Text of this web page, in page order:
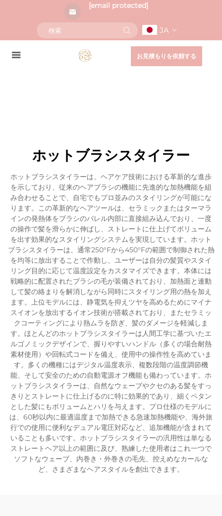
[email protected]
JA
お見積もりを依頼する
ホットブラシスタイラー
ホットブラシスタイラーは、ヘアケア技術における革新的な進歩
を示しており、従来のヘアブラシの機能に先進的な加熱機能を組
み合わせることで、自宅でもプロ並みのスタイリングが可能にな
ります。この革新的なヘアツールは、セラミックまたはターマラ
インの発熱体をブラシのバレル内部に直接組み込んでおり、一度
の操作で髪を滑らかに伸ばし、ストレートに仕上げてボリューム
を出す効果的なスタイリングシステムを実現しています。ホット
ブラシスタイラーは、通常250°Fから450°Fの範囲で制御された熱
を均等に放出することで作動し、ユーザーは自分の髪質やスタイ
リング目的に応じて温度設定をカスタマイズできます。本体には
戦略的に配置されたブラシの毛が装備されており、加熱面と連動
して髪の絡まりを解消しながら同時にスタイリング用の熱を加え
ます。上位モデルには、静電気を抑えツヤを高めるためにマイナ
スイオンを放出するイオン技術が搭載されており、またセラミッ
クコーティングにより熱ムラを防ぎ、髪のダメージを軽減しま
す。ほとんどのホットブラシスタイラーは人間工学に基づいたエ
ルゴノミックデザインで、握りやすいハンドル（多くの場合耐熱
素材使用）や回転式コードを備え、使用中の操作性を高めていま
す。多くの機種にはデジタル温度表示、複数段階の温度調節機
能、そして安全のための自動電源オフ機能も備わっています。ホ
ットブラシスタイラーは、自然なウェーブやクセのある髪をすっ
きりとストレートに仕上げるのに特に効果的であり、細くペタン
とした髪にもボリュームとハリを与えます。プロ仕様のモデルに
は、60秒以内に最適温度まで加熱できる急速加熱機能や、海外旅
行での使用に便利なデュアル電圧対応など、追加機能が含まれて
いることも多いです。ホットブラシスタイラーの汎用性は単なる
ストレートヘア以上の範囲に及び、熟練した使用者はこれ一つで
ソフトなウェーブ、内巻き・外巻きの毛先、控えめなカールな
ど、さまざまなヘアスタイルを創出できます。